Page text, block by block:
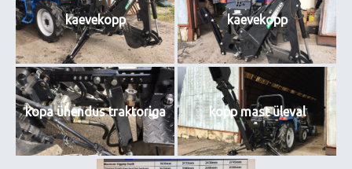
kaevekopp kaevekopp
kopa ühendus traktoriga kopp mast üleval